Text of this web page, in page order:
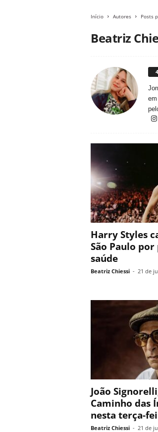
Início Autores Posts
Beatriz
Harry Styles
São Paulo
saúde
Beatriz Chiessi - 21 de
João
Caminho das
nesta terça-
Beatriz Chiessi - 21 de